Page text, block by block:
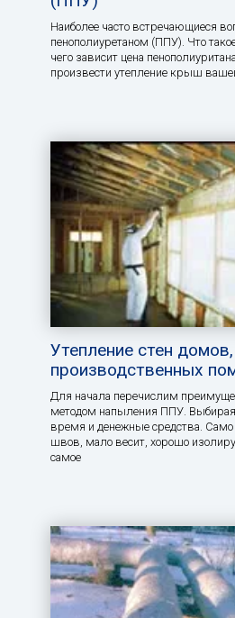
Наиболее часто встречающиеся
пенополиуретаном (ППУ). Что
чего зависит цена
произвести утепление крыш
Утепление стен
производственных
Для начала перечислим
методом напыления ППУ.
время и денежные средства. Само
швов, мало весит, хорошо
самое